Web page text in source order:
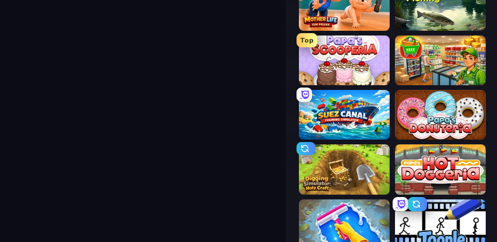
Mother Life Simulator: Prank Real Fishing Simulator
Top
Papa's Scooperia Supermarket Simulator: Desert
Suez Canal Training Simulator Papa's Donuteria
Digging Simulator: Hole Craft Papa's Hot Doggeria